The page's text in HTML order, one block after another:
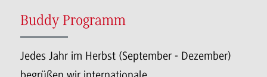
Buddy Programm
Jedes Jahr im Herbst (September - Dezember)